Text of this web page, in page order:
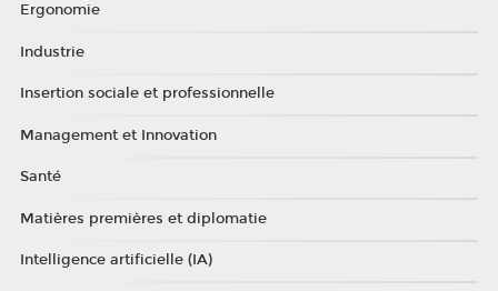
Ergonomie
Industrie
Insertion sociale et professionnelle
Management et Innovation
Santé
Matières premières et diplomatie
Intelligence artificielle (IA)